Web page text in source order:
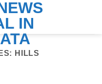
HILLS